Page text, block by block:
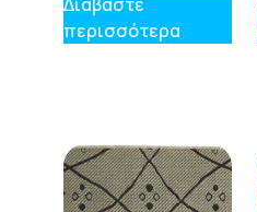
περισσότερα